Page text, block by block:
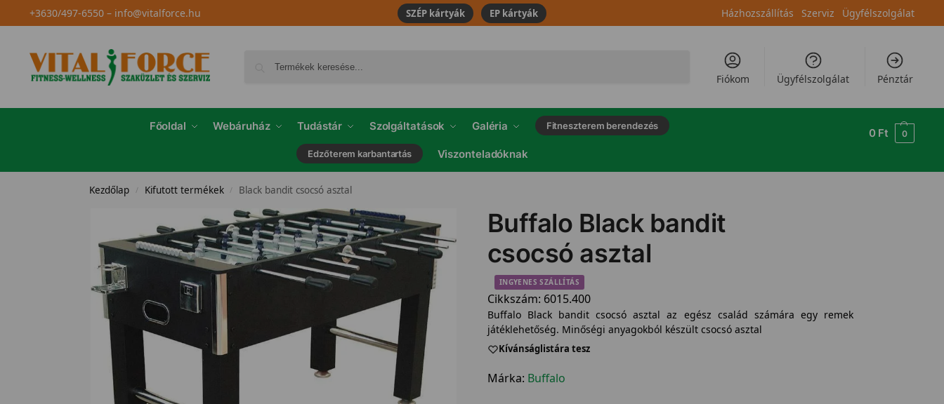
+3630/497-6550– info@vitalforce.hu SZÉP kártyák EP kártyák Házhozszállítás Szerviz Ügyfélszolgálat
Fiókom Ügyfélszolgálat Pénztár
Főoldal Webáruház Tudástár Szolgáltatások Galéria Fitneszterem berendezés
Edzőterem karbantartás Viszonteladóknak
0 Ft 0
Kezdőlap / Kifutott termékek / Black bandit csocsó asztal
Buffalo Black bandit
csocsó asztal
INGYENES SZÁLLÍTÁS
Cikkszám: 6015.400
Buffalo Black bandit csocsó asztal az egész család számára egy remek
játéklehetőség. Minőségi anyagokból készült csocsó asztal
Kívánságlistára tesz
Márka: Buffalo